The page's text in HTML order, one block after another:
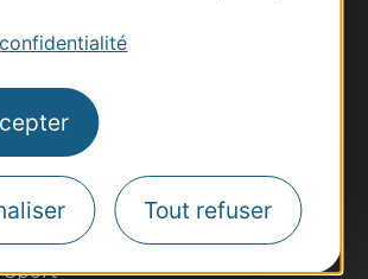
Tout refuser
d'influence
Sport